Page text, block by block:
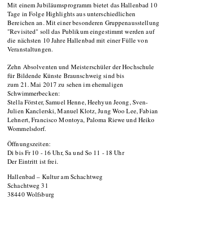
Mit einem Jubiläumsprogramm bietet das Hallenbad 10
Tage in Folge Highlights aus unterschiedlichen
Bereichen an. Mit einer besonderen Gruppenausstellung
"Revisited" soll das Publikum eingestimmt werden auf
die nächsten 10 Jahre Hallenbad mit einer Fülle von
Veranstaltungen.
Zehn Absolventen und Meisterschüler der Hochschule
für Bildende Künste Braunschweig sind bis
zum 21. Mai 2017 zu sehen im ehemaligen
Schwimmerbecken:
Stella Förster, Samuel Henne, Heehyun Jeong, Sven-
Julien Kanclerski, Manuel Klotz, Jung Woo Lee, Fabian
Lehnert, Francisco Montoya, Paloma Riewe und Heiko
Wommelsdorf.
Öffnungszeiten:
Di bis Fr 10 - 16 Uhr, Sa und So 11 - 18 Uhr
Der Eintritt ist frei.
Hallenbad – Kultur am Schachtweg
Schachtweg 31
38440 Wolfsburg